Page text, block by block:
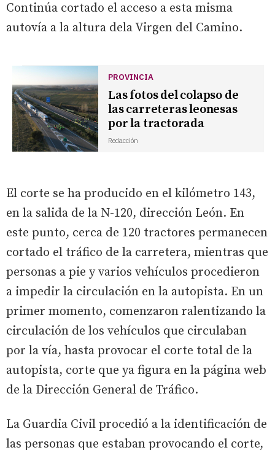
Continúa cortado el acceso a esta misma
autovía a la altura dela Virgen del Camino.
PROVINCIA
Las fotos del colapso de
las carreteras leonesas
por la tractorada
Redacción
El corte se ha producido en el kilómetro 143,
en la salida de la N-120, dirección León. En
este punto, cerca de 120 tractores permanecen
cortado el tráfico de la carretera, mientras que
personas a pie y varios vehículos procedieron
a impedir la circulación en la autopista. En un
primer momento, comenzaron ralentizando la
circulación de los vehículos que circulaban
por la vía, hasta provocar el corte total de la
autopista, corte que ya figura en la página web
de la Dirección General de Tráfico.
La Guardia Civil procedió a la identificación de
las personas que estaban provocando el corte,